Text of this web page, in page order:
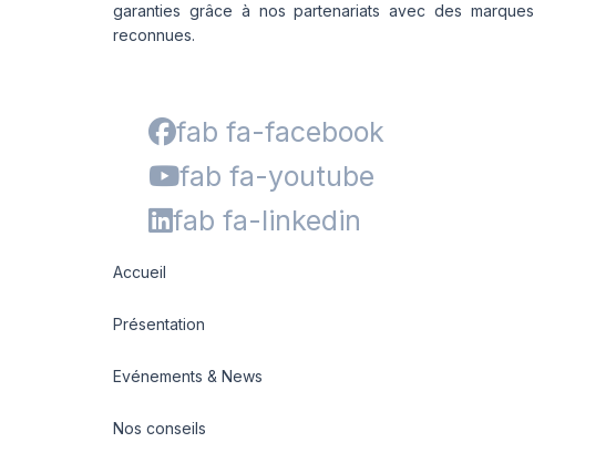
garanties grâce à nos partenariats avec des marques
reconnues.
fab fa-facebook
fab fa-youtube
fab fa-linkedin
Accueil
Présentation
Evénements & News
Nos conseils